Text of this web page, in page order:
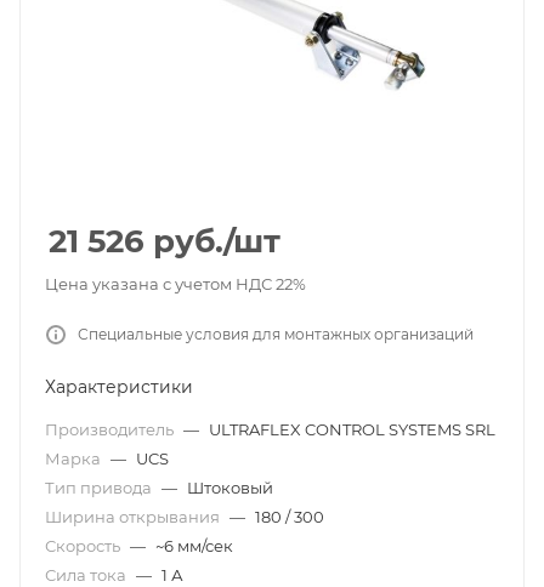
21 526 руб./шт
Цена указана с учетом НДС 22%
Специальные условия для монтажных организаций
Характеристики
Производитель — ULTRAFLEX CONTROL SYSTEMS SRL
Марка — UCS
Тип привода — Штоковый
Ширина открывания — 180 / 300
Скорость — ~6 мм/сек
Сила тока — 1 А